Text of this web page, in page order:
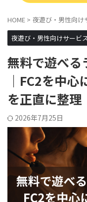
HOME > 夜遊び・男性向け
夜遊び・男性向けサービ
無料で遊べる
｜FC2を中心
を正直に整理
2026年7月25日